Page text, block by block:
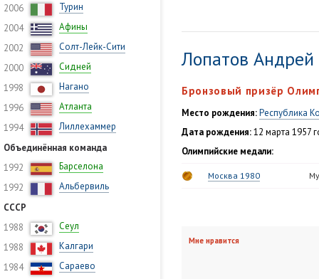
2006
Турин
2004
Афины
2002
Солт-Лейк-Сити
2000
Сидней
1998
Нагано
1996
Атланта
1994
Лиллехаммер
Объединённая команда
1992
Барселона
1992
Альбервиль
СССР
1988
Сеул
1988
Калгари
1984
Сараево
Лопатов
Бронзовый призёр
Место рождения:Республика
Дата рождения:12 марта 1957
Олимпийские медали:
Москва 1980
Мне нравится